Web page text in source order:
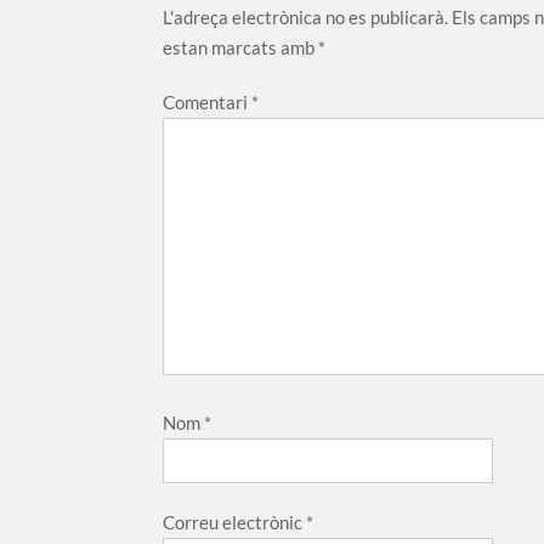
L'adreça electrònica no es publicarà. Els camps
estan marcats amb *
Comentari *
Nom *
Correu electrònic *